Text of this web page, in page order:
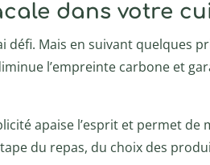
dans votre
Mais en suivant quelques
l’empreinte carbone et
apaise l’esprit et permet
du repas, du choix des